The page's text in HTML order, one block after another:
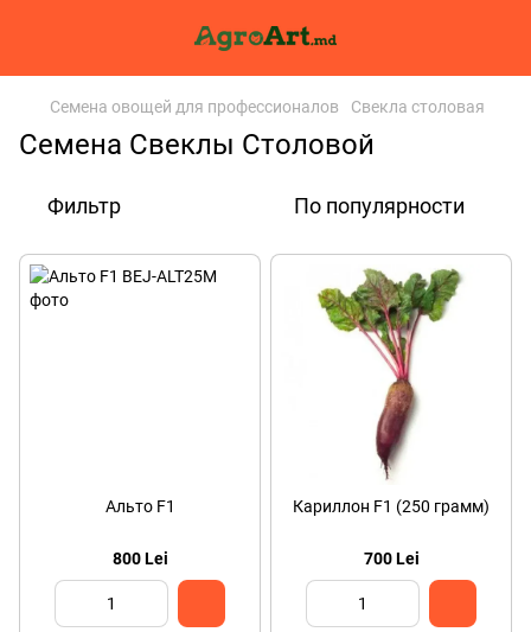
Семена овощей для профессионалов Свекла столовая
Семена Свеклы Столовой
Фильтр По популярности
Альто F1
800 Lei
Кариллон F1 (250 грамм)
700 Lei